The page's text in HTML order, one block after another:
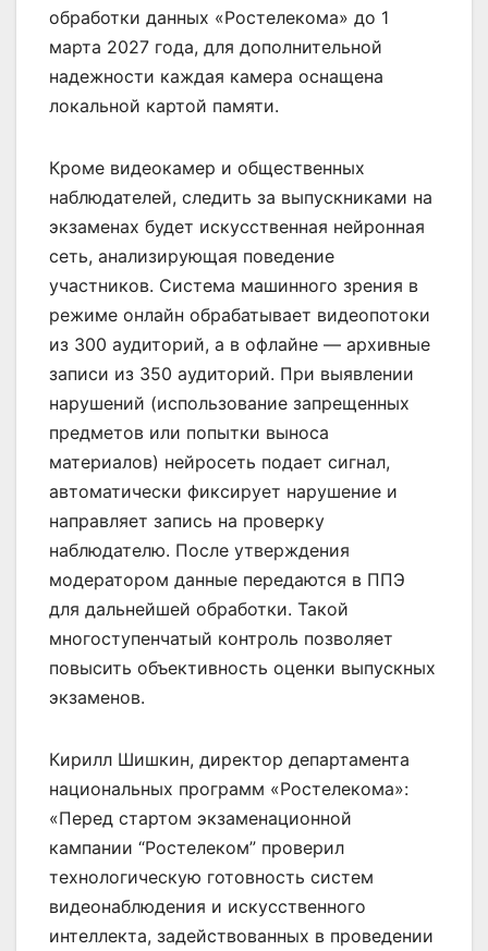
обработки данных «Ростелекома» до 1
марта 2027 года, для дополнительной
надежности каждая камера оснащена
локальной картой памяти.
Кроме видеокамер и общественных
наблюдателей, следить за выпускниками на
экзаменах будет искусственная нейронная
сеть, анализирующая поведение
участников. Система машинного зрения в
режиме онлайн обрабатывает видеопотоки
из 300 аудиторий, а в офлайне — архивные
записи из 350 аудиторий. При выявлении
нарушений (использование запрещенных
предметов или попытки выноса
материалов) нейросеть подает сигнал,
автоматически фиксирует нарушение и
направляет запись на проверку
наблюдателю. После утверждения
модератором данные передаются в ППЭ
для дальнейшей обработки. Такой
многоступенчатый контроль позволяет
повысить объективность оценки выпускных
экзаменов.
Кирилл Шишкин, директор департамента
национальных программ «Ростелекома»:
«Перед стартом экзаменационной
кампании “Ростелеком” проверил
технологическую готовность систем
видеонаблюдения и искусственного
интеллекта, задействованных в проведении